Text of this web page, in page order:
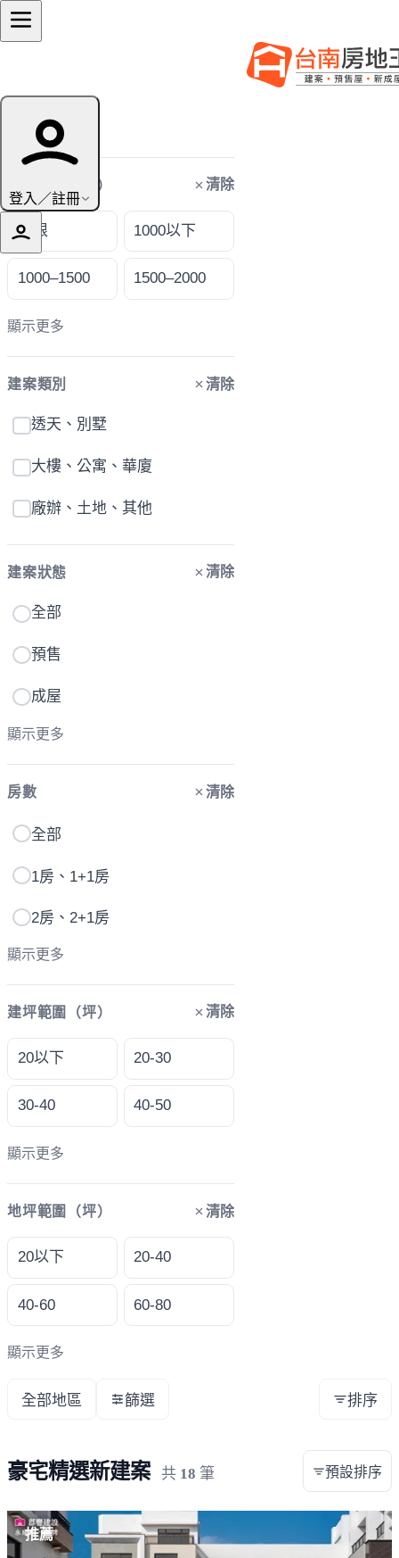
登入／註冊
篩選條件
購屋預算（萬） 清除
不限 1000以下
1000–1500 1500–2000
顯示更多
建案類別 清除
透天、別墅
大樓、公寓、華廈
廠辦、土地、其他
建案狀態 清除
全部
預售
成屋
顯示更多
房數 清除
全部
1房、1+1房
2房、2+1房
顯示更多
建坪範圍（坪） 清除
20以下 20-30
30-40 40-50
顯示更多
地坪範圍（坪） 清除
20以下 20-40
40-60 60-80
顯示更多
全部地區 篩選 排序
豪宅精選新建案 共 18 筆 預設排序
載入失敗，請重新整理
推薦